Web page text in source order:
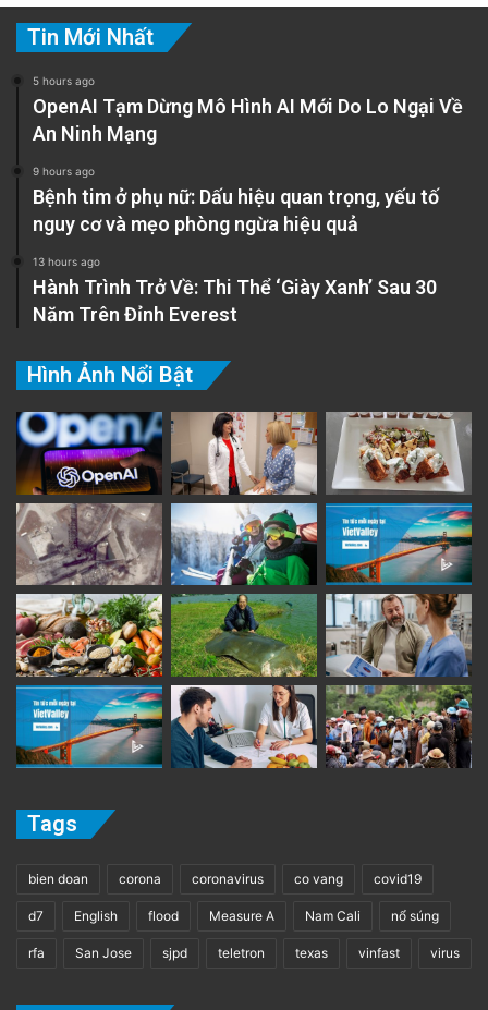
Tin Mới Nhất
5 hours ago
OpenAI Tạm Dừng Mô Hình AI Mới Do Lo Ngại Về
An Ninh Mạng
9 hours ago
Bệnh tim ở phụ nữ: Dấu hiệu quan trọng, yếu tố
nguy cơ và mẹo phòng ngừa hiệu quả
13 hours ago
Hành Trình Trở Về: Thi Thể ‘Giày Xanh’ Sau 30
Năm Trên Đỉnh Everest
Hình Ảnh Nổi Bật
Tags
bien doan corona coronavirus co vang covid19
d7 English flood Measure A Nam Cali nổ súng
rfa San Jose sjpd teletron texas vinfast virus